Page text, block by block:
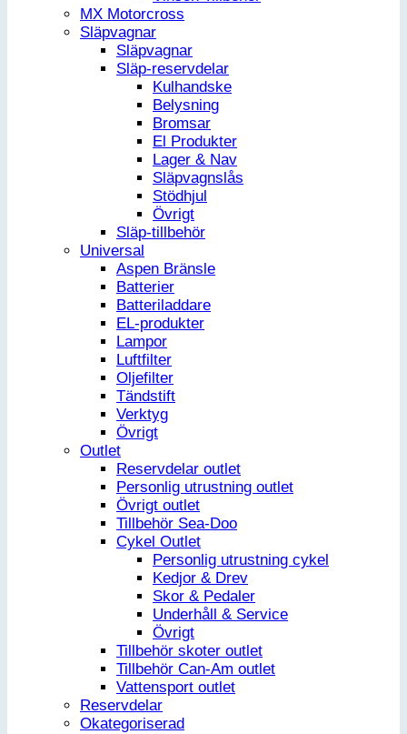
MX Motorcross
Släpvagnar
Släpvagnar
Släp-reservdelar
Kulhandske
Belysning
Bromsar
El Produkter
Lager & Nav
Släpvagnslås
Stödhjul
Övrigt
Släp-tillbehör
Universal
Aspen Bränsle
Batterier
Batteriladdare
EL-produkter
Lampor
Luftfilter
Oljefilter
Tändstift
Verktyg
Övrigt
Outlet
Reservdelar outlet
Personlig utrustning outlet
Övrigt outlet
Tillbehör Sea-Doo
Cykel Outlet
Personlig utrustning cykel
Kedjor & Drev
Skor & Pedaler
Underhåll & Service
Övrigt
Tillbehör skoter outlet
Tillbehör Can-Am outlet
Vattensport outlet
Reservdelar
Okategoriserad